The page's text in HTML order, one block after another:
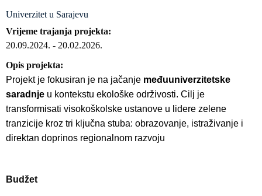
Univerzitet u Sarajevu
Vrijeme trajanja projekta
20.09.2024. - 20.02.2026.
Opis projekta
Projekt je fokusiran je na jačanje međuuniverzitetske
saradnje u kontekstu ekološke održivosti. Cilj je
transformisati visokoškolske ustanove u lidere zelene
tranzicije kroz tri ključna stuba: obrazovanje, istraživanje i
direktan doprinos regionalnom razvoju
Budžet